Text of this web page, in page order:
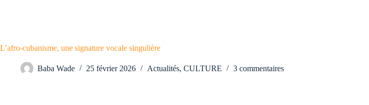
L’afro-cubanisme, une signature vocale singulière
Baba Wade 25 février 2026 Actualités, CULTURE 3 commentaires